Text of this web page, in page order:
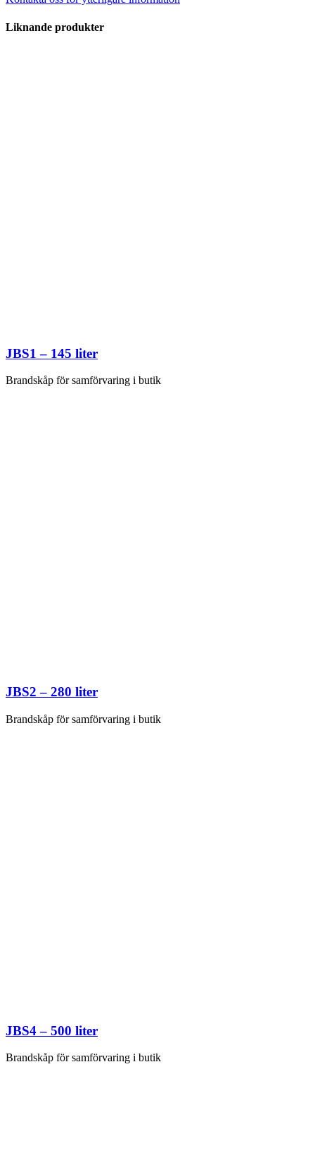
Liknande produkter
JBS1 – 145 liter
Brandskåp för samförvaring i butik
JBS2 – 280 liter
Brandskåp för samförvaring i butik
JBS4 – 500 liter
Brandskåp för samförvaring i butik